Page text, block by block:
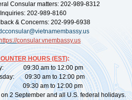
Consular matters: 202-989-8312
202-989-8160
& Concerns: 202-999-6938
https://consular.vnembassy.us
HOURS (EST):
09:30 am to 12:00 pm
09:30 am to 12:00 pm
09:30 am to 12:00 pm
2 September and all U.S. federal holidays.